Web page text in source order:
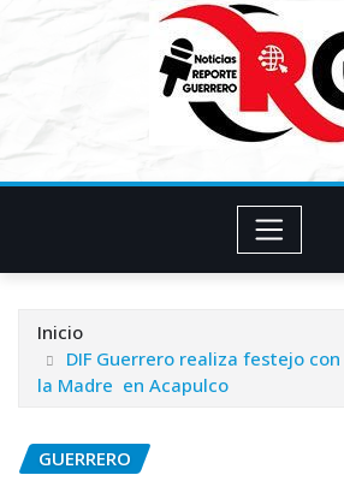
Inicio
DIF Guerrero realiza festejo
la Madre en Acapulco
GUERRERO